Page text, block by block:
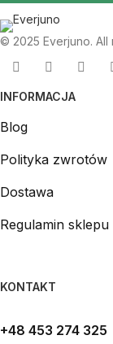
© 2025 Everjuno. All
INFORMACJA
Blog
Polityka zwrotów
Dostawa
Regulamin sklepu
KONTAKT
+48 453 274 325